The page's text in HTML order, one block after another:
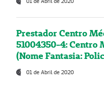
Prestador Centro
51004350-4: Centro
(Nome Fantasia:
01 de Abril de 2020